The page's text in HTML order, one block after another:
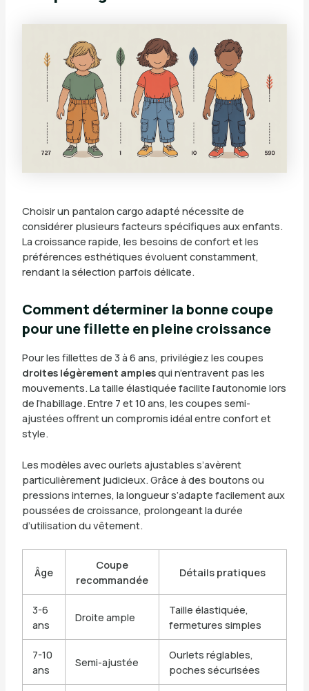
Choisir un pantalon cargo adapté nécessite de
considérer plusieurs facteurs spécifiques aux enfants.
La croissance rapide, les besoins de confort et les
préférences esthétiques évoluent constamment,
rendant la sélection parfois délicate.
Comment déterminer la bonne coupe
pour une fillette en pleine croissance
Pour les fillettes de 3 à 6 ans, privilégiez les coupes
droites légèrement amplesqui n’entravent pas les
mouvements. La taille élastiquée facilite l’autonomie lors
de l’habillage. Entre 7 et 10 ans, les coupes semi-
ajustées offrent un compromis idéal entre confort et
style.
Les modèles avec ourlets ajustables s’avèrent
particulièrement judicieux. Grâce à des boutons ou
pressions internes, la longueur s’adapte facilement aux
poussées de croissance, prolongeant la durée
d’utilisation du vêtement.
Âge
Coupe
recommandée
Détails pratiques
3-6
ans
Droite ample
Taille élastiquée,
fermetures simples
7-10
ans
Semi-ajustée
Ourlets réglables,
poches sécurisées